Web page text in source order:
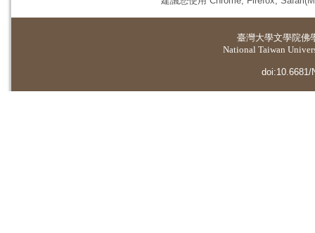
臺灣大學文學院佛
National Taiwan
doi:10.6681/